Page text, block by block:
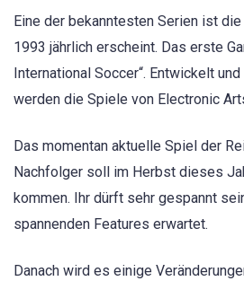
Eine der bekanntesten Serien ist
1993 jährlich erscheint. Das erste
International Soccer“. Entwickelt
werden die Spiele von Electronic
Das momentan aktuelle Spiel der
Nachfolger soll im Herbst dieses
kommen. Ihr dürft sehr gespannt
spannenden Features erwartet.
Danach wird es einige